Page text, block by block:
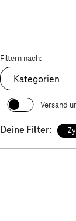
Filtern nach:
Kategorien
Versand
Deine Filter: